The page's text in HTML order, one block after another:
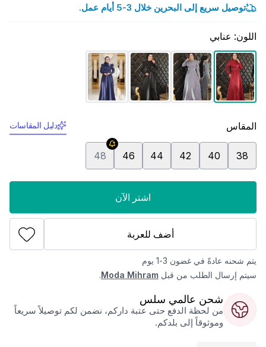
توصيل سريع إلى البحرين خلال 3-5 أيام عمل.
اللون: عنابي
المقاس دليل المقاسات
38
40
42
44
46
48
اشتر الآن
أضف للعربة
يتم شحنه عادةً في غضون 3-1 يوم
سيتم إرسال الطلب من قبل Moda Mihram
.
شحن عالمي سلس
من لحظة الدفع حتى عتبة داركم، نضمن لكم توصيلاً سريعاً
وموثوقاً إلى بلدكم.